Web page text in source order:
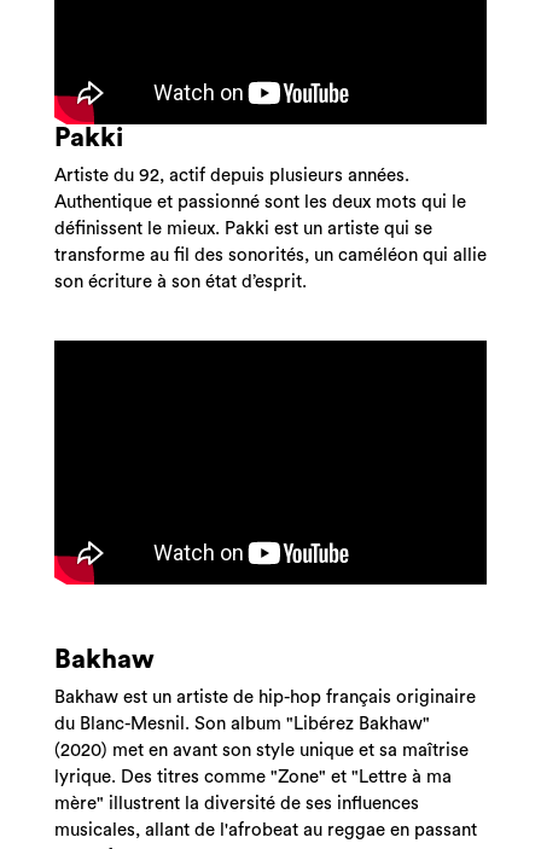
Pakki
Artiste du 92, actif depuis plusieurs années.
Authentique et passionné sont les deux mots qui le
définissent le mieux. Pakki est un artiste qui se
transforme au fil des sonorités, un caméléon qui allie
son écriture à son état d’esprit.
Bakhaw
Bakhaw est un artiste de hip-hop français originaire
du Blanc-Mesnil. Son album "Libérez Bakhaw"
(2020) met en avant son style unique et sa maîtrise
lyrique. Des titres comme "Zone" et "Lettre à ma
mère" illustrent la diversité de ses influences
musicales, allant de l'afrobeat au reggae en passant